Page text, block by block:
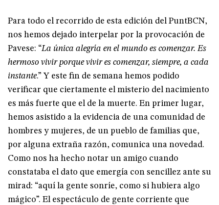
Para todo el recorrido de esta edición del PuntBCN,
nos hemos dejado interpelar por la provocación de
Pavese: “La única alegría en el mundo es comenzar. Es
hermoso vivir porque vivir es comenzar, siempre, a cada
instante.” Y este fin de semana hemos podido
verificar que ciertamente el misterio del nacimiento
es más fuerte que el de la muerte. En primer lugar,
hemos asistido a la evidencia de una comunidad de
hombres y mujeres, de un pueblo de familias que,
por alguna extraña razón, comunica una novedad.
Como nos ha hecho notar un amigo cuando
constataba el dato que emergía con sencillez ante su
mirad: “aquí la gente sonríe, como si hubiera algo
mágico”. El espectáculo de gente corriente que